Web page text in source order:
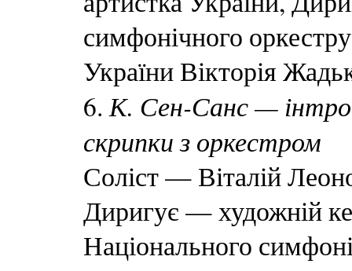
симфонічного
України Вікторія
6.К. Сен-Санс —
скрипки з оркестром
Соліст — Віталій
Диригує — художній
Національного